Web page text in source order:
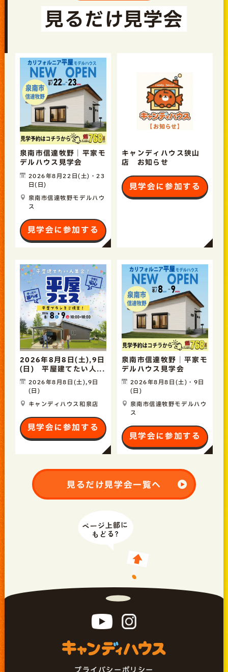
見るだけ見学会
泉南市信達牧野｜平家モ
デルハウス見学会
2026年8月22日(土)・23
日(日)
泉南市信達牧野モデルハウ
ス
見学会に参加する
キャンディハウス狭山
店 お知らせ
見学会に参加する
2026年8月8日(土),9日
(日) 平屋建てたい人...
2026年8月8日(土),9日
(日)
キャンディハウス和泉店
見学会に参加する
泉南市信達牧野｜平家モ
デルハウス見学会
2026年8月8日(土)・9日
(日)
泉南市信達牧野モデルハウ
ス
見学会に参加する
見るだけ見学会一覧へ